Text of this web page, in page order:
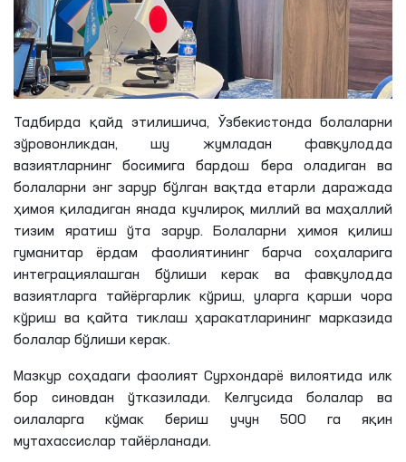
Тадбирда қайд этилишича, Ўзбекистонда болаларни
зўровонликдан, шу жумладан фавқулодда
вазиятларнинг босимига бардош бера оладиган ва
болаларни энг зарур бўлган вақтда етарли даражада
ҳимоя қиладиган янада кучлироқ миллий ва маҳаллий
тизим яратиш ўта зарур. Болаларни ҳимоя қилиш
гуманитар ёрдам фаолиятининг барча соҳаларига
интеграциялашган бўлиши керак ва фавқулодда
вазиятларга тайёргарлик кўриш, уларга қарши чора
кўриш ва қайта тиклаш ҳаракатларининг марказида
болалар бўлиши керак.
Мазкур соҳадаги фаолият Сурхондарё вилоятида илк
бор синовдан ўтказилади. Келгусида болалар ва
оилаларга кўмак бериш учун 500 га яқин
мутахассислар тайёрланади.